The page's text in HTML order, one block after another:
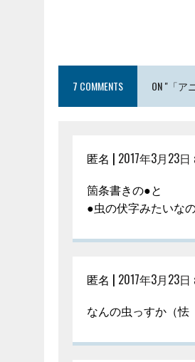
7 COMMENTS ON "「
匿名 | 2017年3月23日
箇条書きの●と
●虫の伏字みたいな
匿名 | 2017年3月23日
なんの虫っすか（怯